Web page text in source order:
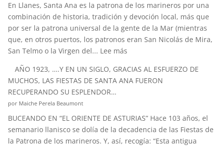
DE
SANTA
ANA?
En Llanes, Santa Ana es la patrona de los marineros por una
combinación de historia, tradición y devoción local, más que
por ser la patrona universal de la gente de la Mar (mientras
que, en otros puertos, los patronos eran San Nicolás de Mira,
San Telmo o la Virgen del... Lee más:
ANA.
PATRONA
DE
NUESTRA
MARINERÍA.
AÑO 1923, ….Y EN UN SIGLO, GRACIAS AL ESFUERZO DE
MUCHOS, LAS FIESTAS DE SANTA ANA FUERON
RECUPERANDO SU ESPLENDOR…
por Maiche Perela Beaumont
BUCEANDO EN “EL ORIENTE DE ASTURIAS” Hace 103 años, el
semanario llanisco se dolía de la decadencia de las Fiestas de
la Patrona de los marineros. Y, así, recogía: “Esta antigua